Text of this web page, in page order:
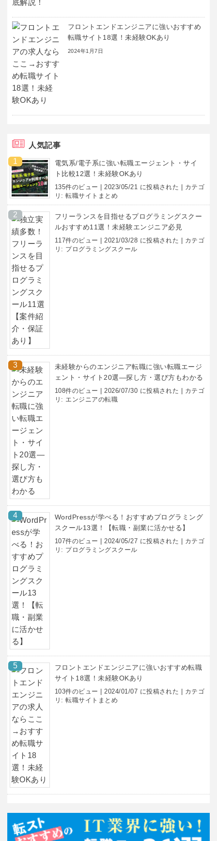
フロントエンドエンジニアに強いおすすめ
転職サイト18選！未経験OKあり
2024年1月7日
人気記事
電気系/電子系に強い転職エージェント・サイ
ト比較12選！未経験OKあり
135件のビュー | 2023/05/21 に投稿された | カテゴ
リ:転職サイトまとめ
フリーランスを目指せるプログラミングスクー
ルおすすめ11選！未経験エンジニア必見
117件のビュー | 2021/03/28 に投稿された | カテゴ
リ: プログラミングスクール
未経験からのエンジニア転職に強い転職エージ
ェント・サイト20選―探し方・選び方もわかる
108件のビュー | 2026/07/30 に投稿された | カテゴ
リ: エンジニアの転職
WordPressが学べる！おすすめプログラミング
スクール13選！【転職・副業に活かせる】
107件のビュー | 2024/05/27 に投稿された | カテゴ
リ: プログラミングスクール
フロントエンドエンジニアに強いおすすめ転職
サイト18選！未経験OKあり
103件のビュー | 2024/01/07 に投稿された | カテゴ
リ:転職サイトまとめ